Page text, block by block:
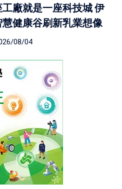
廠就是一座科技城 伊
健康谷刷新乳業想像
08/04